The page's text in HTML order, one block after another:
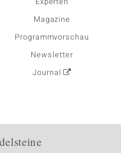
Magazine
Programmvorschau
Newsletter
Journal